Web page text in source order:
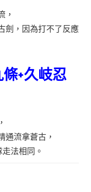
，
劍，因為打不了反應
+久岐忍
通流拿蒼古，
法相同。